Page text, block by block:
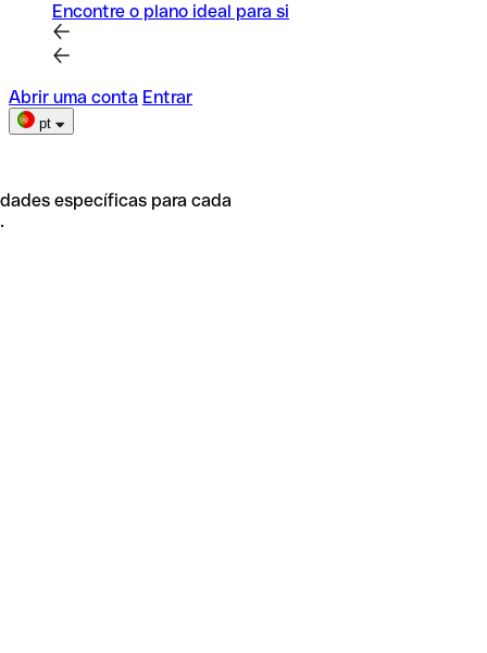
Encontre o plano ideal para si
Abrir uma conta Entrar
pt
específicas para cada